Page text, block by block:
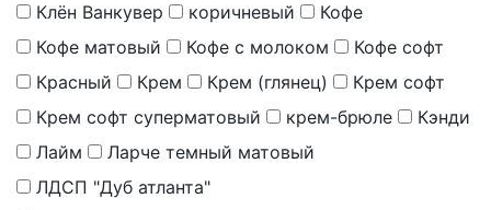
Клён Ванкувер
коричневый
Кофе
Кофе матовый
Кофе с молоком
Кофе софт
Красный
Крем Крем (глянец)
Крем софт
Крем софт суперматовый
крем-брюле
Кэнди
Лайм
Ларче темный матовый
ЛДСП "Дуб атланта"